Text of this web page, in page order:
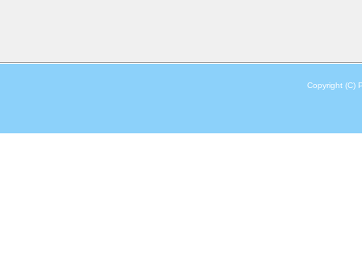
Copyright (C)